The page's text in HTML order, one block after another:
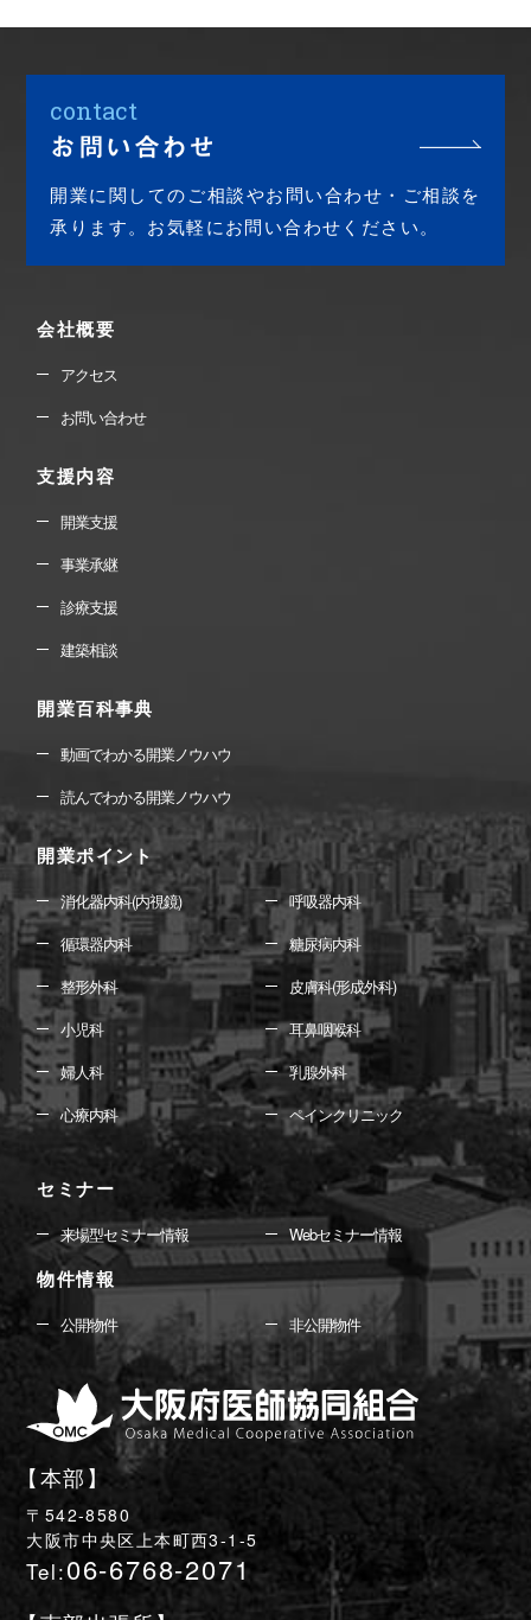
contact
お問い合わせ
開業に関してのご相談やお問い合わせ・ご相談を
承ります。お気軽にお問い合わせください。
会社概要
アクセス
お問い合わせ
支援内容
開業支援
事業承継
診療支援
建築相談
開業百科事典
動画でわかる開業ノウハウ
読んでわかる開業ノウハウ
開業ポイント
消化器内科(内視鏡)
呼吸器内科
循環器内科
糖尿病内科
整形外科
皮膚科(形成外科)
小児科
耳鼻咽喉科
婦人科
乳腺外科
心療内科
ペインクリニック
セミナー
来場型セミナー情報 Webセミナー情報
物件情報
公開物件 非公開物件
【本部】
〒542-8580
大阪市中央区上本町西3-1-5
Tel:06-6768-2071